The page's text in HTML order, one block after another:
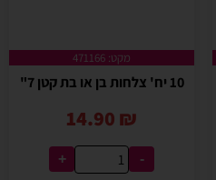
מקט: 471166
10 יח' צלחות בן או בת קטן 7"
14.90 ₪
-
+